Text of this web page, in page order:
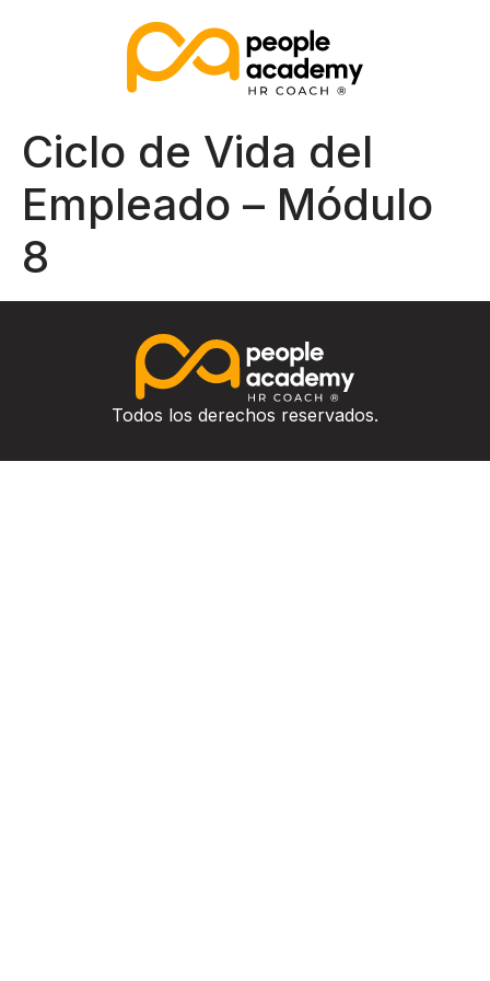
Ciclo de Vida del
Empleado – Módulo
8
Todos los derechos reservados.